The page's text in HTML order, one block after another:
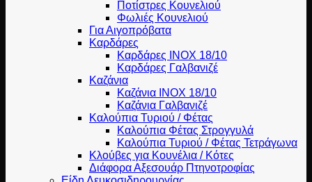
Ποτίστρες Κουνελιού
Φωλιές Κουνελιού
Για Αιγοπρόβατα
Καρδάρες
Καρδάρες INOX 18/10
Καρδάρες Γαλβανιζέ
Καζάνια
Καζάνια INOX 18/10
Καζάνια Γαλβανιζέ
Καλούπια Τυριού / Φέτας
Καλούπια Φέτας Στρογγυλά
Καλούπια Τυριού / Φέτας Τετράγωνα
Κλούβες για Κουνέλια / Κότες
Διάφορα Αξεσουάρ Πτηνοτροφίας